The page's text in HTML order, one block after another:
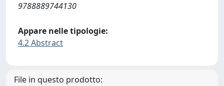
9788889744130
Appare nelle tipologie:
4.2 Abstract
File in questo prodotto: